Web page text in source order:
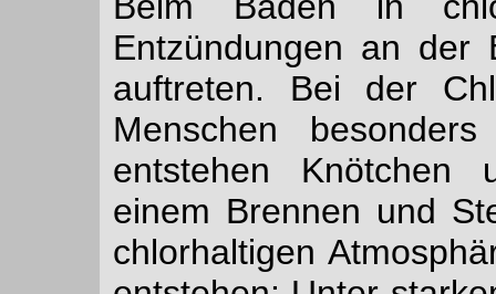
Entzündungen an der
auftreten. Bei der
Menschen
entstehen Knötchen
einem Brennen und
chlorhaltigen